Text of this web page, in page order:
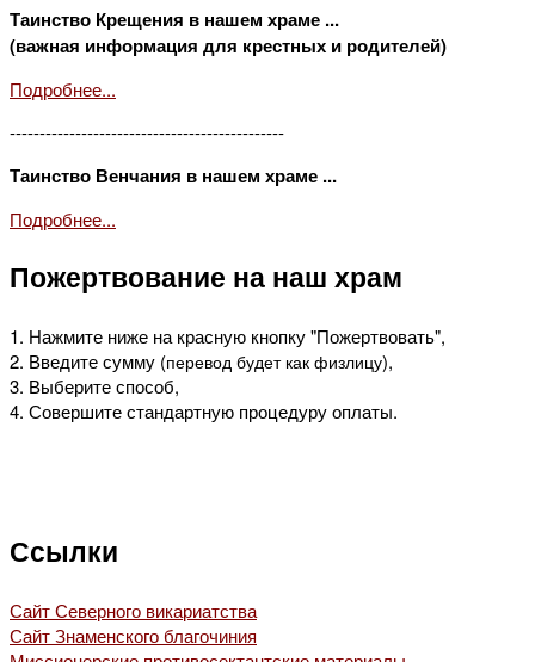
Таинство Крещения в нашем храме ...
(важная информация для крестных и родителей)
Подробнее...
----------------------------------------------
Таинство Венчания в нашем храме ...
Подробнее...
Пожертвование на наш храм
1. Нажмите ниже на красную кнопку "Пожертвовать",
2. Введите сумму (перевод будет как физлицу),
3. Выберите способ,
4. Совершите стандартную процедуру оплаты.
Ссылки
Сайт Северного викариатства
Сайт Знаменского благочиния